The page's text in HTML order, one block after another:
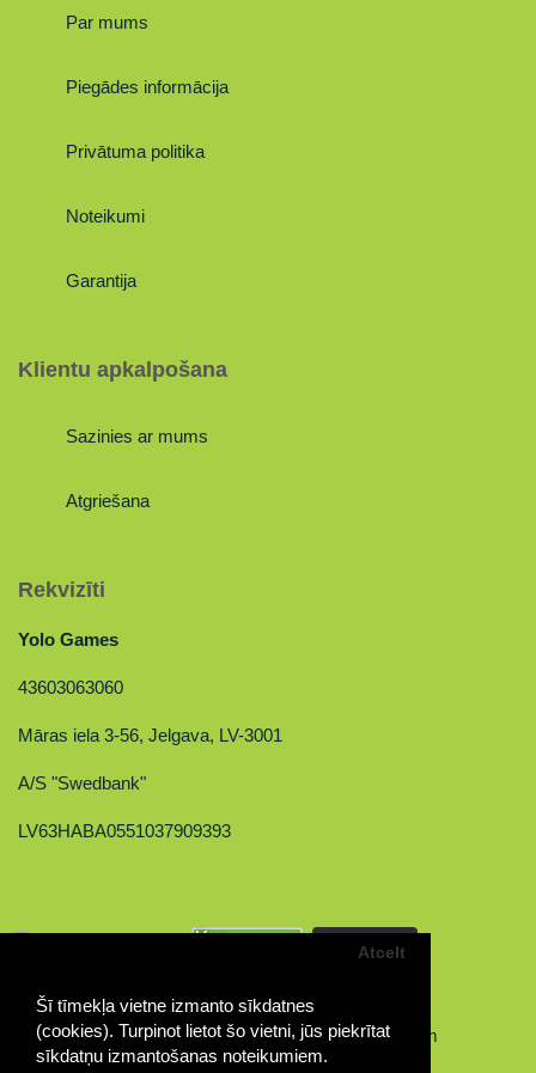
Šī tīmekļa vietne izmanto sīkdatnes
(cookies). Turpinot lietot šo vietni, jūs piekrītat
sīkdatņu izmantošanas noteikumiem.
Atcelt
Par mums
Piegādes informācija
Privātuma politika
Noteikumi
Garantija
Klientu apkalpošana
Sazinies ar mums
Atgriešana
Rekvizīti
Yolo Games
43603063060
Māras iela 3-56, Jelgava, LV-3001
A/S "Swedbank"
LV63HABA0551037909393